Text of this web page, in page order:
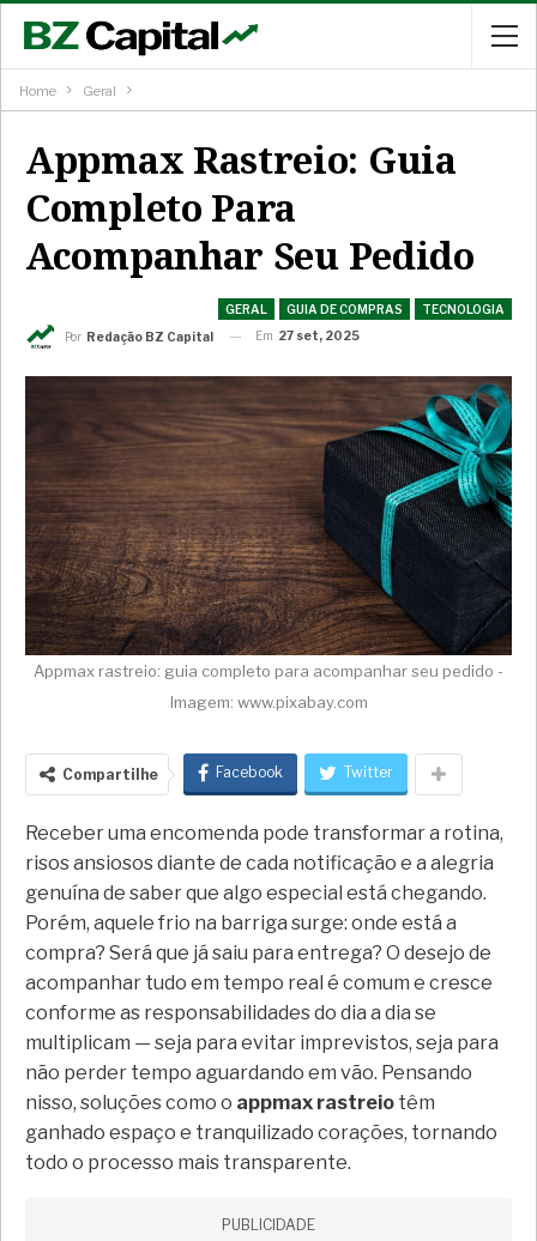
Home Geral
Appmax Rastreio: Guia
Completo Para
Acompanhar Seu Pedido
GERAL GUIA DE COMPRAS
TECNOLOGIA
Por Redação BZ Capital Em 27 set, 2025
Appmax rastreio: guia completo para acompanhar seu pedido -
Imagem: www.pixabay.com
Compartilhe Facebook Twitter
Receber uma encomenda pode transformar a rotina,
risos ansiosos diante de cada notificação e a alegria
genuína de saber que algo especial está chegando.
Porém, aquele frio na barriga surge: onde está a
compra? Será que já saiu para entrega? O desejo de
acompanhar tudo em tempo real é comum e cresce
conforme as responsabilidades do dia a dia se
multiplicam — seja para evitar imprevistos, seja para
não perder tempo aguardando em vão. Pensando
nisso, soluções como o appmax rastreio têm
ganhado espaço e tranquilizado corações, tornando
todo o processo mais transparente.
PUBLICIDADE